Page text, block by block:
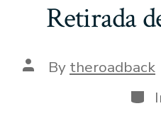
Retirada
Post
author
By theroadback